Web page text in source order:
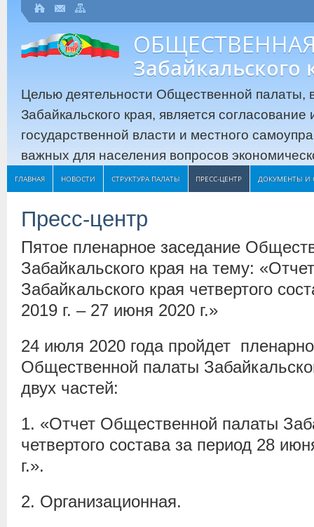
Забайкальского
Целью деятельности Общественной палаты,
Забайкальского края, является
государственной власти и местного
важных для населения вопросов
ГЛАВНАЯ НОВОСТИ СТРУКТУРА ПАЛАТЫ ПРЕСС-ЦЕНТР ДОКУМЕНТЫ И
Пресс-центр
Пятое пленарное заседание
Забайкальского края на тему:
Забайкальского края четвертого
2019 г. – 27 июня 2020 г.»
24 июля 2020 года пройдет
Общественной палаты
двух частей:
1. «Отчет Общественной палаты
четвертого состава за период 28
г.».
2. Организационная.